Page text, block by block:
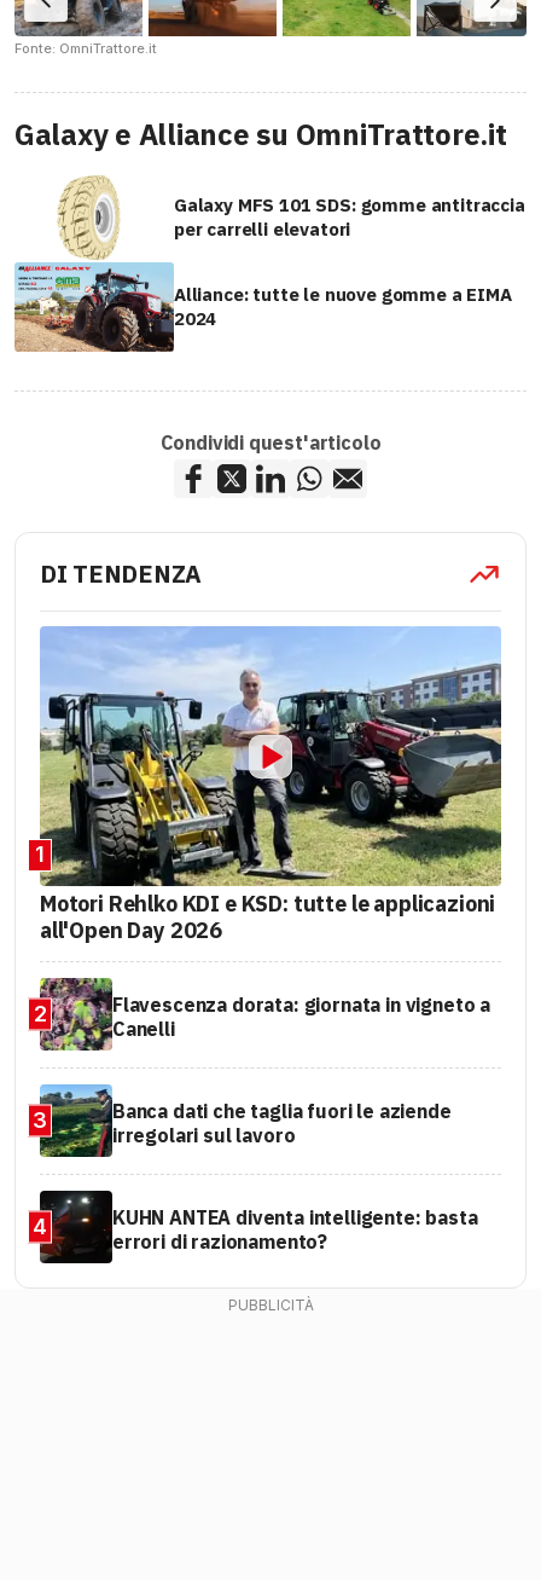
Fonte: OmniTrattore.it
Galaxy e Alliance su OmniTrattore.it
Galaxy MFS 101 SDS: gomme antitraccia
per carrelli elevatori
Alliance: tutte le nuove gomme a EIMA
2024
Condividi quest'articolo
DI TENDENZA
1
Motori Rehlko KDI e KSD: tutte le applicazioni
all'Open Day 2026
2
Flavescenza dorata: giornata in vigneto a
Canelli
3
Banca dati che taglia fuori le aziende
irregolari sul lavoro
4
KUHN ANTEA diventa intelligente: basta
errori di razionamento?